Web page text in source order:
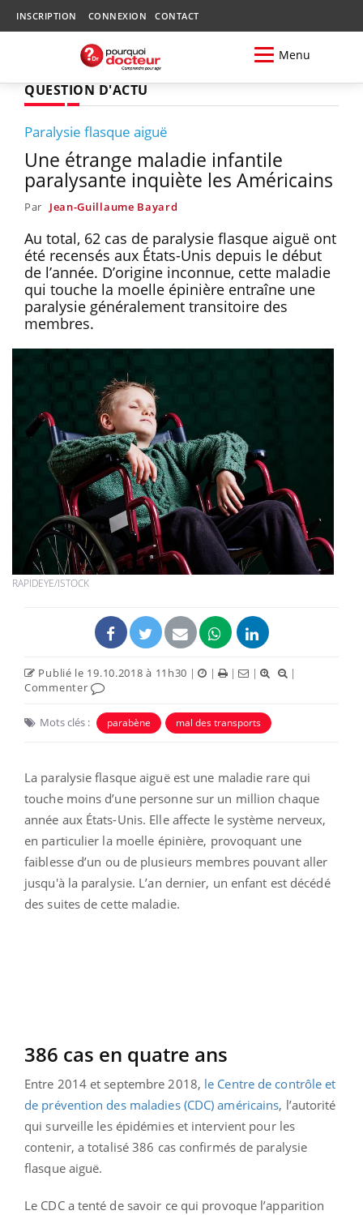
INSCRIPTION CONNEXION CONTACT
Menu
QUESTION D'ACTU
Paralysie flasque aiguë
Une étrange maladie infantile
paralysante inquiète les Américains
Par Jean-Guillaume Bayard
Au total, 62 cas de paralysie flasque aiguë ont
été recensés aux États-Unis depuis le début
de l’année. D’origine inconnue, cette maladie
qui touche la moelle épinière entraîne une
paralysie généralement transitoire des
membres.
RAPIDEYE/ISTOCK
Publié le 19.10.2018 à 11h30 | | | |
|
Commenter
Mots clés : parabène mal des transports
La paralysie flasque aiguë est une maladie rare qui
touche moins d’une personne sur un million chaque
année aux États-Unis. Elle affecte le système nerveux,
en particulier la moelle épinière, provoquant une
faiblesse d’un ou de plusieurs membres pouvant aller
jusqu'à la paralysie. L’an dernier, un enfant est décédé
des suites de cette maladie.
386 cas en quatre ans
Entre 2014 et septembre 2018, le Centre de contrôle et
de prévention des maladies (CDC) américains, l’autorité
qui surveille les épidémies et intervient pour les
contenir, a totalisé 386 cas confirmés de paralysie
flasque aiguë.
Le CDC a tenté de savoir ce qui provoque l’apparition